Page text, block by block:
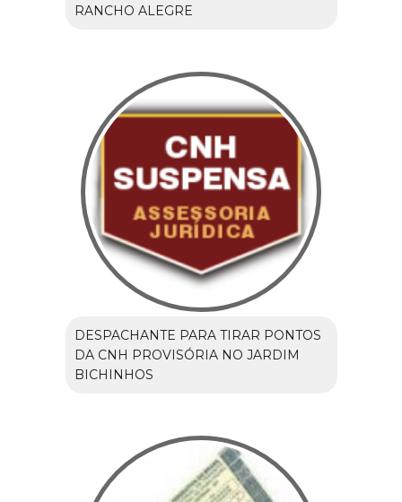
RANCHO ALEGRE
DESPACHANTE PARA TIRAR PONTOS
DA CNH PROVISÓRIA NO JARDIM
BICHINHOS